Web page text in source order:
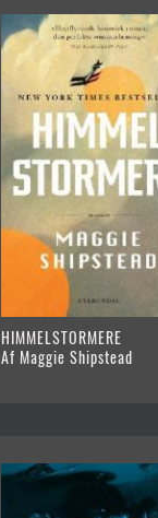
HIMMELSTORMERE
Af Maggie Shipstead